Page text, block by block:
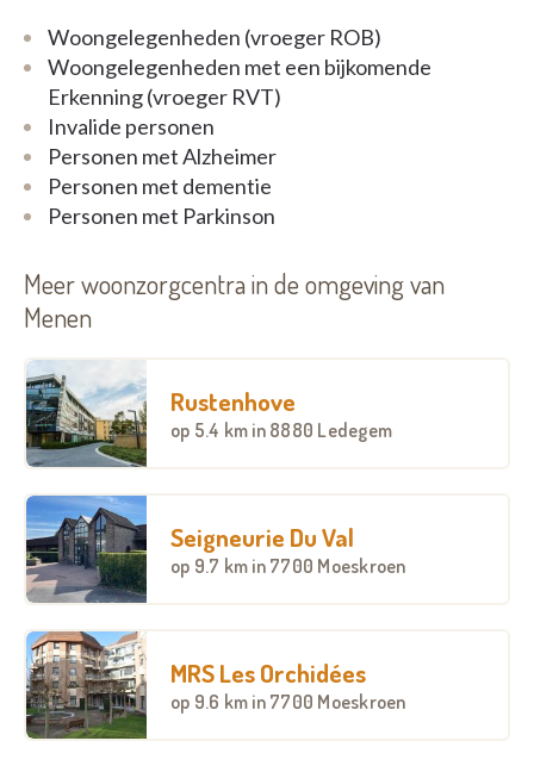
Woongelegenheden (vroeger ROB)
Woongelegenheden met een bijkomende
Erkenning (vroeger RVT)
Invalide personen
Personen met Alzheimer
Personen met dementie
Personen met Parkinson
Meer woonzorgcentra in de omgeving van
Menen
Rustenhove
op 5.4 km in 8880 Ledegem
Seigneurie Du Val
op 9.7 km in 7700 Moeskroen
MRS Les Orchidées
op 9.6 km in 7700 Moeskroen